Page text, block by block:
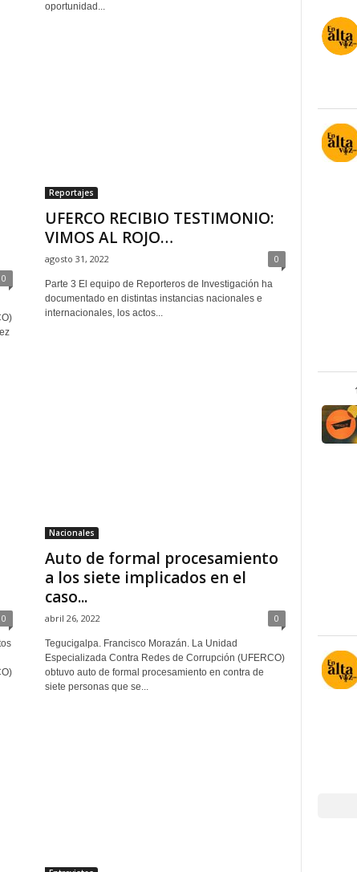
oportunidad...
0
Reportajes
UFERCO RECIBIO TESTIMONIO:
VIMOS AL ROJO…
agosto 31, 2022 0
Parte 3 El equipo de Reporteros de Investigación ha
documentado en distintas instancias nacionales e
internacionales, los actos...
0
Nacionales
Auto de formal procesamiento
a los siete implicados en el
caso...
abril 26, 2022 0
Tegucigalpa. Francisco Morazán. La Unidad
Especializada Contra Redes de Corrupción (UFERCO)
obtuvo auto de formal procesamiento en contra de
siete personas que se...